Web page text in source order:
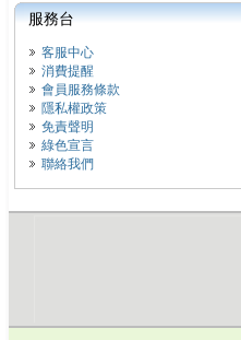
服務台
客服中心
消費提醒
會員服務條款
隱私權政策
免責聲明
綠色宣言
聯絡我們